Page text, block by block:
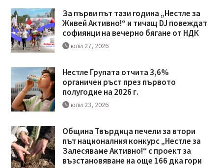
За първи път тази година „Нестле за
Живей Активно!“ и тичащ DJ повеждат
софиянци на вечерно бягане от НДК
юли 27, 2026
Нестле Групата отчита 3,6%
органичен ръст през първото
полугодие на 2026 г.
юли 23, 2026
Община Твърдица печели за втори
път националния конкурс „Нестле за
Залесяваме Активно!“ с проект за
възстановяване на още 166 дка гори